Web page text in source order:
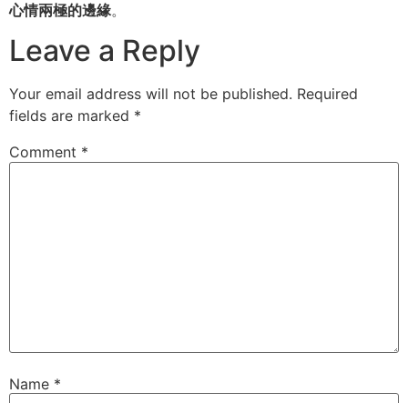
心情兩極的邊緣。
Leave a Reply
Your email address will not be published. Required
fields are marked *
Comment *
Name *